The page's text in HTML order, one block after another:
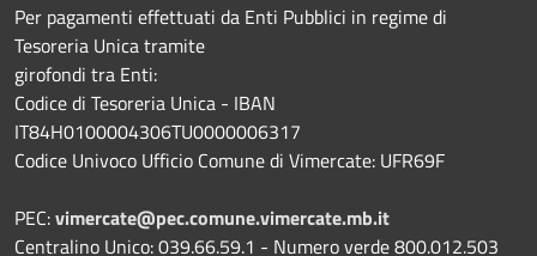
Per pagamenti effettuati da Enti Pubblici in regime di
Tesoreria Unica tramite
girofondi tra Enti:
Codice di Tesoreria Unica - IBAN
IT84H0100004306TU0000006317
Codice Univoco Ufficio Comune di Vimercate: UFR69F
PEC:vimercate@pec.comune.vimercate.mb.it
Centralino Unico: 039.66.59.1 - Numero verde 800.012.503